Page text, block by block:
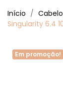
Início Cabelo
Singularity 6.4
Em promoção!